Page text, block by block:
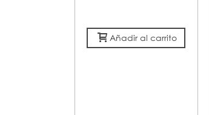
Añadir al carrito